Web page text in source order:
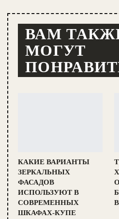
ВАМ
МОГУТ
КАКИЕ ВАРИАНТЫ
ЗЕРКАЛЬНЫХ
ФАСАДОВ
ИСПОЛЬЗУЮТ В
СОВРЕМЕННЫХ
ШКАФАХ-КУПЕ